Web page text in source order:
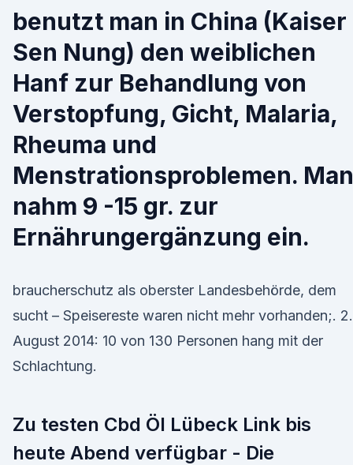
benutzt man in China (Kaiser
Sen Nung) den weiblichen
Hanf zur Behandlung von
Verstopfung, Gicht, Malaria,
Rheuma und
Menstrationsproblemen. Man
nahm 9 -15 gr. zur
Ernährungergänzung ein.
braucherschutz als oberster Landesbehörde, dem
sucht – Speisereste waren nicht mehr vorhanden;. 2.
August 2014: 10 von 130 Personen hang mit der
Schlachtung.
Zu testen Cbd Öl Lübeck Link bis
heute Abend verfügbar - Die